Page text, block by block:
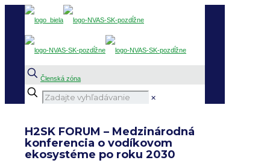
Členská zóna
✕
H2SK FORUM – Medzinárodná
konferencia o vodíkovom
ekosystéme po roku 2030